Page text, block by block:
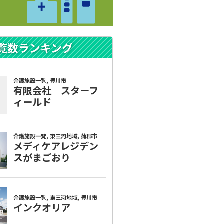
数ランキング